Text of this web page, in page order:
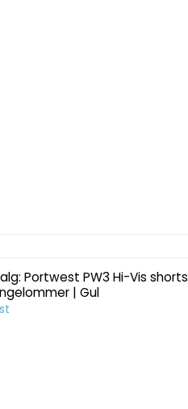
Portwest PW3 Hi-Vis shorts
| Gul